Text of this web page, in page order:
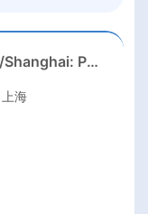
3 Days summber part time job//Shanghai: Part time Kindergarten Teacher Needed in Pudong district, Shanghai（Salary：1k per day）
上海